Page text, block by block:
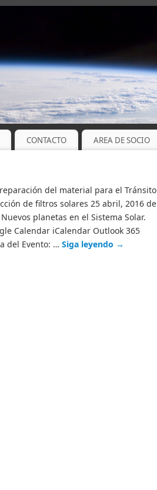
CONTACTO AREA DE SOCIO
del material para el Tránsito
de filtros solares 25 abril, 2016 de
planetas en el Sistema Solar.
Calendar iCalendar Outlook 365
del Evento: … Siga leyendo →